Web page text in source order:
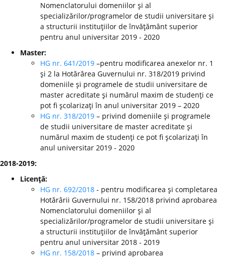
Nomenclatorului domeniilor şi al
specializărilor/programelor de studii universitare şi
a structurii instituţiilor de învăţământ superior
pentru anul universitar 2019 - 2020
Master:
HG nr. 641/2019 –pentru modificarea anexelor nr. 1
şi 2 la Hotărârea Guvernului nr. 318/2019 privind
domeniile şi programele de studii universitare de
master acreditate şi numărul maxim de studenţi ce
pot fi şcolarizaţi în anul universitar 2019 – 2020
HG nr. 318/2019 – privind domeniile şi programele
de studii universitare de master acreditate şi
numărul maxim de studenţi ce pot fi şcolarizaţi în
anul universitar 2019 - 2020
2018-2019:
Licenţă:
HG nr. 692/2018 - pentru modificarea şi completarea
Hotărârii Guvernului nr. 158/2018 privind aprobarea
Nomenclatorului domeniilor şi al
specializărilor/programelor de studii universitare şi
a structurii instituţiilor de învăţământ superior
pentru anul universitar 2018 - 2019
HG nr. 158/2018 – privind aprobarea